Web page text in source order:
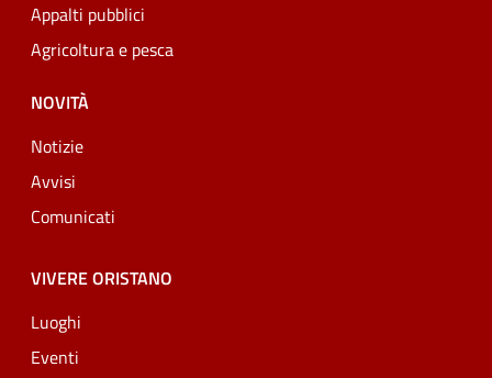
Appalti pubblici
Agricoltura e pesca
NOVITÀ
Notizie
Avvisi
Comunicati
VIVERE ORISTANO
Luoghi
Eventi